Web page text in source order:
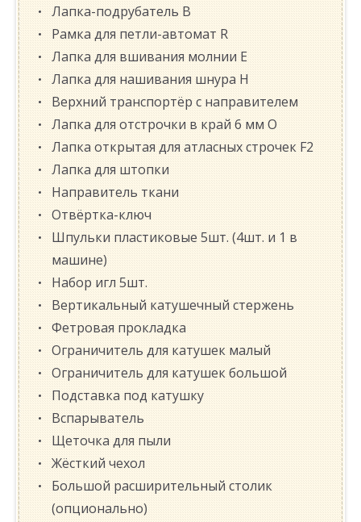
Лапка-подрубатель В
Рамка для петли-автомат R
Лапка для вшивания молнии E
Лапка для нашивания шнура H
Верхний транспортёр с направителем
Лапка для отстрочки в край 6 мм O
Лапка открытая для атласных строчек F2
Лапка для штопки
Направитель ткани
Отвёртка-ключ
Шпульки пластиковые 5шт. (4шт. и 1 в
машине)
Набор игл 5шт.
Вертикальный катушечный стержень
Фетровая прокладка
Ограничитель для катушек малый
Ограничитель для катушек большой
Подставка под катушку
Вспарыватель
Щеточка для пыли
Жёсткий чехол
Большой расширительный столик
(опционально)